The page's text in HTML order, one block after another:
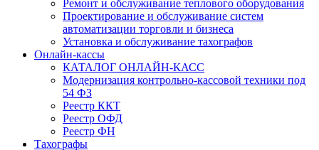
Ремонт и обслуживание теплового оборудования
Проектирование и обслуживание систем
автоматизации торговли и бизнеса
Установка и обслуживание тахографов
Онлайн-кассы
КАТАЛОГ ОНЛАЙН-КАСС
Модернизация контрольно-кассовой техники под
54 ФЗ
Реестр ККТ
Реестр ОФД
Реестр ФН
Тахографы